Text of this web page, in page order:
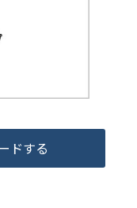
ドする